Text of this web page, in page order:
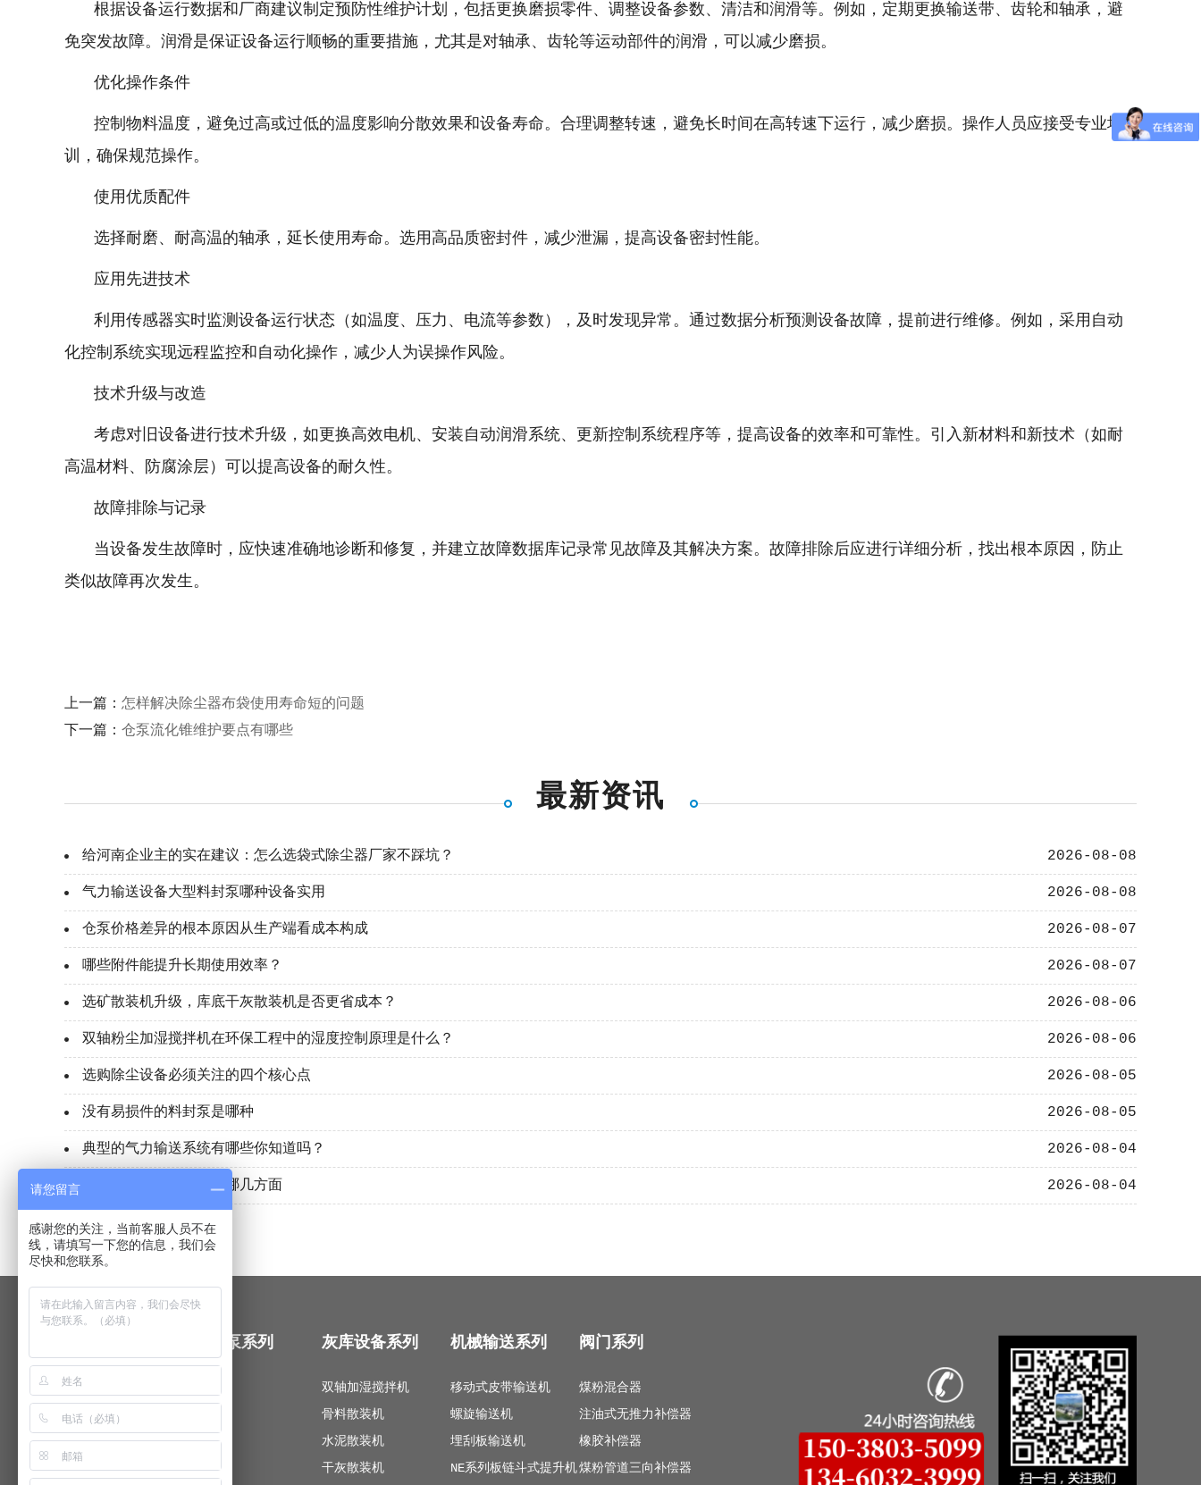
根据设备运行数据和厂商建议制定预防性维护计划，包括更换磨损零件、调整设备参数、清洁和润滑等。例如，定期更换输送带、齿轮和轴承，避
免突发故障。润滑是保证设备运行顺畅的重要措施，尤其是对轴承、齿轮等运动部件的润滑，可以减少磨损。
优化操作条件
控制物料温度，避免过高或过低的温度影响分散效果和设备寿命。合理调整转速，避免长时间在高转速下运行，减少磨损。操作人员应接受专业培
训，确保规范操作。
使用优质配件
选择耐磨、耐高温的轴承，延长使用寿命。选用高品质密封件，减少泄漏，提高设备密封性能。
应用先进技术
利用传感器实时监测设备运行状态（如温度、压力、电流等参数），及时发现异常。通过数据分析预测设备故障，提前进行维修。例如，采用自动
化控制系统实现远程监控和自动化操作，减少人为误操作风险。
技术升级与改造
考虑对旧设备进行技术升级，如更换高效电机、安装自动润滑系统、更新控制系统程序等，提高设备的效率和可靠性。引入新材料和新技术（如耐
高温材料、防腐涂层）可以提高设备的耐久性。
故障排除与记录
当设备发生故障时，应快速准确地诊断和修复，并建立故障数据库记录常见故障及其解决方案。故障排除后应进行详细分析，找出根本原因，防止
类似故障再次发生。
上一篇： 怎样解决除尘器布袋使用寿命短的问题
下一篇： 仓泵流化锥维护要点有哪些
最新资讯
2026-08-08
给河南企业主的实在建议：怎么选袋式除尘器厂家不踩坑？
2026-08-08
气力输送设备大型料封泵哪种设备实用
2026-08-07
仓泵价格差异的根本原因从生产端看成本构成
2026-08-07
哪些附件能提升长期使用效率？
2026-08-06
选矿散装机升级，库底干灰散装机是否更省成本？
2026-08-06
双轴粉尘加湿搅拌机在环保工程中的湿度控制原理是什么？
2026-08-05
选购除尘设备必须关注的四个核心点
2026-08-05
没有易损件的料封泵是哪种
2026-08-04
典型的气力输送系统有哪些你知道吗？
2026-08-04
仓泵概述与应用表现在哪几方面
低压气力输送泵
喷射泵
旋转供料器
粉体输送机
软管泵系列 灰库设备系列
双轴加湿搅拌机
骨料散装机
水泥散装机
干灰散装机
机械输送系列
移动式皮带输送机
螺旋输送机
埋刮板输送机
NE系列板链斗式提升机
阀门系列
煤粉混合器
注油式无推力补偿器
橡胶补偿器
煤粉管道三向补偿器
请您留言
感谢您的关注，当前客服人员不在
线，请填写一下您的信息，我们会
尽快和您联系。